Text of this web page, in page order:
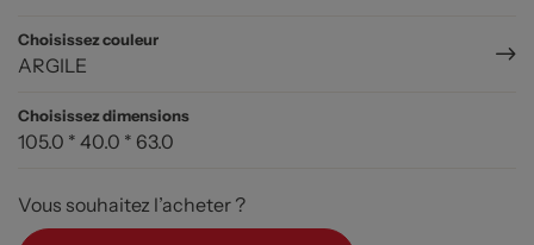
Choisissez couleur
ARGILE
Choisissez dimensions
105.0 * 40.0 * 63.0
Vous souhaitez l’acheter ?